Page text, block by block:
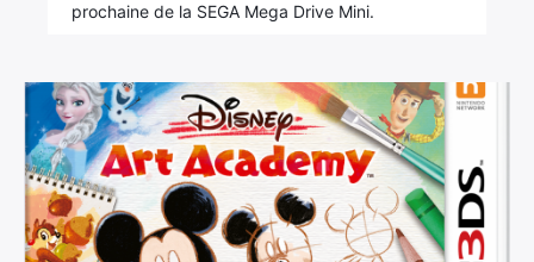
prochaine de la SEGA Mega Drive Mini.